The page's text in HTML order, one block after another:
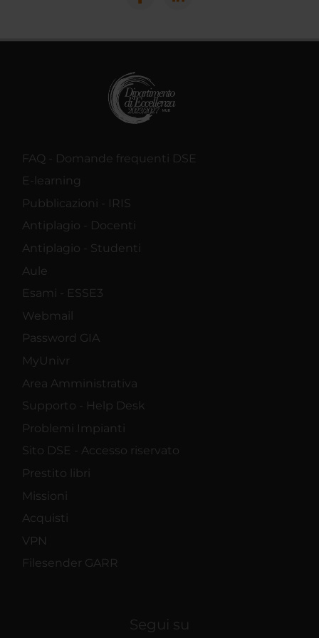
FAQ - Domande frequenti DSE
E-learning
Pubblicazioni - IRIS
Antiplagio - Docenti
Antiplagio - Studenti
Aule
Esami - ESSE3
Webmail
Password GIA
MyUnivr
Area Amministrativa
Supporto - Help Desk
Problemi Impianti
Sito DSE - Accesso riservato
Prestito libri
Missioni
Acquisti
VPN
Filesender GARR
Segui su